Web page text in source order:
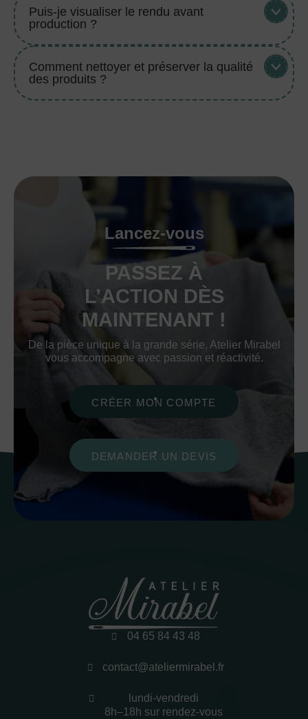
Puis-je visualiser le rendu avant
production ?
Comment nettoyer et préserver la qualité
des produits ?
Lancez-vous
PASSEZ À
L’ACTION DÈS
MAINTENANT !
De la pièce unique à la grande série, Atelier Mirabel
vous accompagne avec passion et réactivité.
CRÉER MON COMPTE
DEMANDER UN DEVIS
04 65 84 43 48
contact@ateliermirabel.fr
lundi-vendredi
8h–18h sur rendez-vous